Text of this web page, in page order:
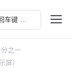
分之一
屏）